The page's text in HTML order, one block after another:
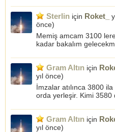
Sterlin için Roket_
önce)
Memiş amcam 3100
kadar bakalım
Gram Altın için
yıl önce)
İmzalar atılınca 3800
orda yerleşir. Kimi
Gram Altın için
yıl önce)